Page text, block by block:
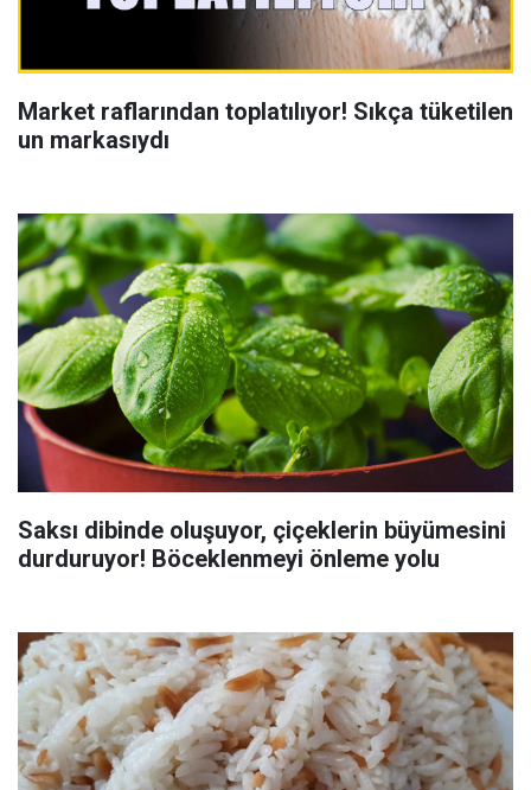
Market raflarından toplatılıyor! Sıkça tüketilen
un markasıydı
Saksı dibinde oluşuyor, çiçeklerin büyümesini
durduruyor! Böceklenmeyi önleme yolu